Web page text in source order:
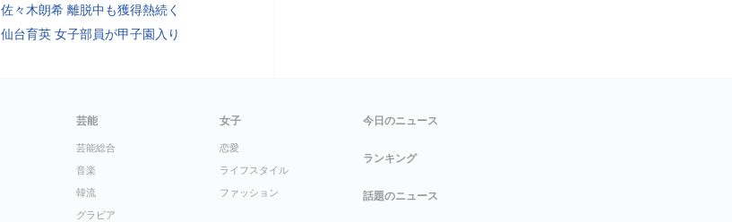
佐々木朗希 離脱中も獲得熱続く
仙台育英 女子部員が甲子園入り
芸能
芸能総合
音楽
韓流
グラビア
女子
恋愛
ライフスタイル
ファッション
今日のニュース
ランキング
話題のニュース